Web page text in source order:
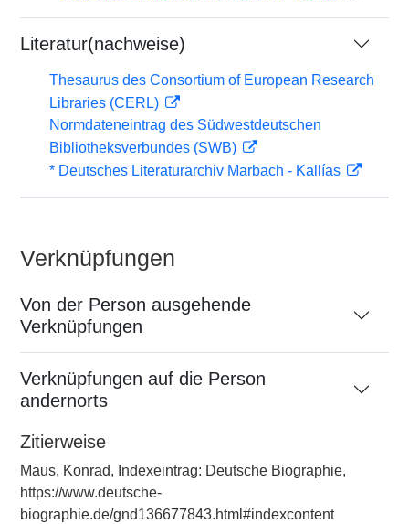
Literatur(nachweise)
Thesaurus des Consortium of European Research
Libraries (CERL)
Normdateneintrag des Südwestdeutschen
Bibliotheksverbundes (SWB)
* Deutsches Literaturarchiv Marbach - Kallías
Verknüpfungen
Von der Person ausgehende
Verknüpfungen
Verknüpfungen auf die Person
andernorts
Zitierweise
Maus, Konrad, Indexeintrag: Deutsche Biographie,
https://www.deutsche-
biographie.de/gnd136677843.html#indexcontent